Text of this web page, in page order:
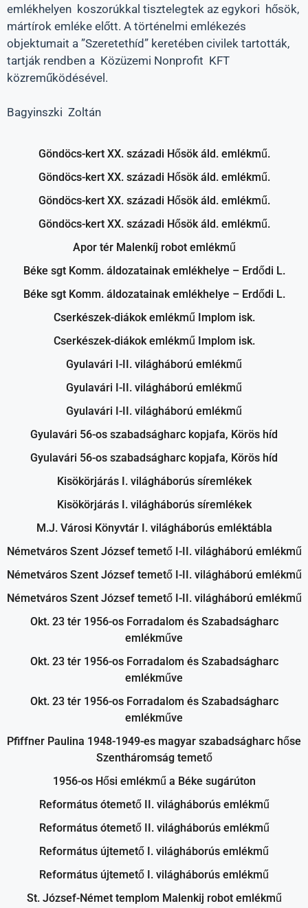
emlékhelyen koszorúkkal tisztelegtek az egykori hősök,
mártírok emléke előtt. A történelmi emlékezés
objektumait a ”Szeretethíd” keretében civilek tartották,
tartják rendben a Közüzemi Nonprofit KFT
közreműködésével.
Bagyinszki Zoltán
Göndöcs-kert XX. századi Hősök áld. emlékmű.
Göndöcs-kert XX. századi Hősök áld. emlékmű.
Göndöcs-kert XX. századi Hősök áld. emlékmű.
Göndöcs-kert XX. századi Hősök áld. emlékmű.
Apor tér Malenkíj robot emlékmű
Béke sgt Komm. áldozatainak emlékhelye – Erdődi L.
Béke sgt Komm. áldozatainak emlékhelye – Erdődi L.
Cserkészek-diákok emlékmű Implom isk.
Cserkészek-diákok emlékmű Implom isk.
Gyulavári I-II. világháború emlékmű
Gyulavári I-II. világháború emlékmű
Gyulavári I-II. világháború emlékmű
Gyulavári 56-os szabadságharc kopjafa, Körös híd
Gyulavári 56-os szabadságharc kopjafa, Körös híd
Kisökörjárás I. világháborús síremlékek
Kisökörjárás I. világháborús síremlékek
M.J. Városi Könyvtár I. világháborús emléktábla
Németváros Szent József temető I-II. világháború emlékmű
Németváros Szent József temető I-II. világháború emlékmű
Németváros Szent József temető I-II. világháború emlékmű
Okt. 23 tér 1956-os Forradalom és Szabadságharc
emlékműve
Okt. 23 tér 1956-os Forradalom és Szabadságharc
emlékműve
Okt. 23 tér 1956-os Forradalom és Szabadságharc
emlékműve
Pfiffner Paulina 1948-1949-es magyar szabadságharc hőse
Szentháromság temető
1956-os Hősi emlékmű a Béke sugárúton
Református ótemető II. világháborús emlékmű
Református ótemető II. világháborús emlékmű
Református újtemető I. világháborús emlékmű
Református újtemető I. világháborús emlékmű
St. József-Német templom Malenkij robot emlékmű